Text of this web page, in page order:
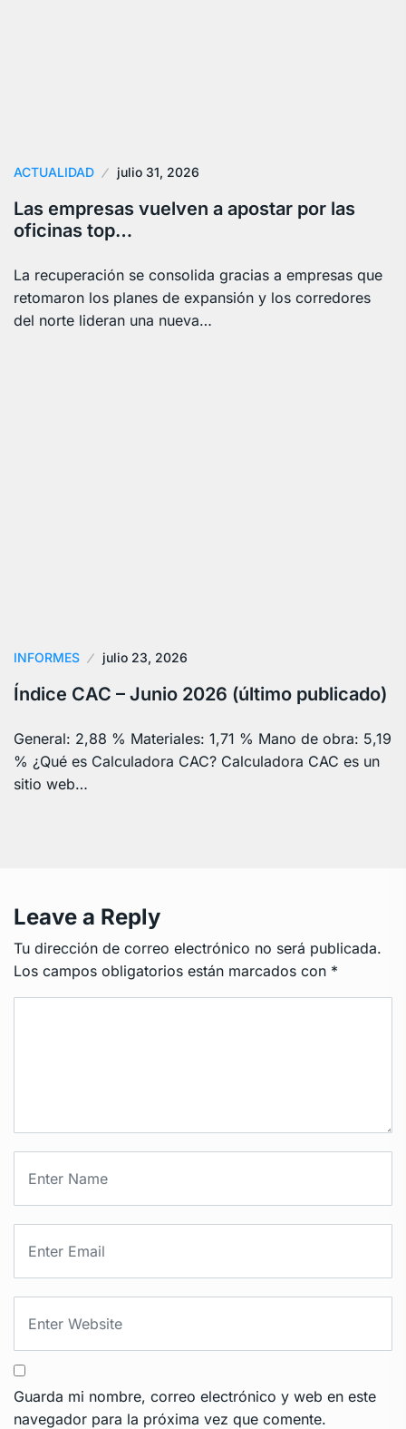
ACTUALIDAD julio 31, 2026
Las empresas vuelven a apostar por las
oficinas top…
La recuperación se consolida gracias a empresas que
retomaron los planes de expansión y los corredores
del norte lideran una nueva…
INFORMES julio 23, 2026
Índice CAC – Junio 2026 (último publicado)
General: 2,88 % Materiales: 1,71 % Mano de obra: 5,19
% ¿Qué es Calculadora CAC? Calculadora CAC es un
sitio web…
Leave a Reply
Tu dirección de correo electrónico no será publicada.
Los campos obligatorios están marcados con *
Guarda mi nombre, correo electrónico y web en este
navegador para la próxima vez que comente.